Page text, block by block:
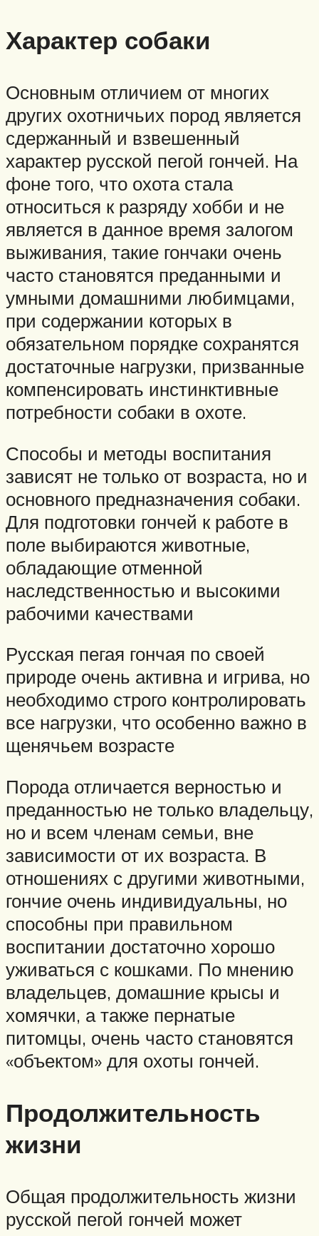
Характер собаки
Основным отличием от многих
других охотничьих пород является
сдержанный и взвешенный
характер русской пегой гончей. На
фоне того, что охота стала
относиться к разряду хобби и не
является в данное время залогом
выживания, такие гончаки очень
часто становятся преданными и
умными домашними любимцами,
при содержании которых в
обязательном порядке сохранятся
достаточные нагрузки, призванные
компенсировать инстинктивные
потребности собаки в охоте.
Способы и методы воспитания
зависят не только от возраста, но и
основного предназначения собаки.
Для подготовки гончей к работе в
поле выбираются животные,
обладающие отменной
наследственностью и высокими
рабочими качествами
Русская пегая гончая по своей
природе очень активна и игрива, но
необходимо строго контролировать
все нагрузки, что особенно важно в
щенячьем возрасте
Порода отличается верностью и
преданностью не только владельцу,
но и всем членам семьи, вне
зависимости от их возраста. В
отношениях с другими животными,
гончие очень индивидуальны, но
способны при правильном
воспитании достаточно хорошо
уживаться с кошками. По мнению
владельцев, домашние крысы и
хомячки, а также пернатые
питомцы, очень часто становятся
«объектом» для охоты гончей.
Продолжительность
жизни
Общая продолжительность жизни
русской пегой гончей может